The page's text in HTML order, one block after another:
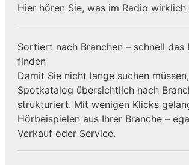
Hier hören Sie, was im Radio
Sortiert nach Branchen – schnell das
finden
Damit Sie nicht lange suchen
Spotkatalog übersichtlich nach
strukturiert. Mit wenigen Klicks
Hörbeispielen aus Ihrer Branche –
Verkauf oder Service.